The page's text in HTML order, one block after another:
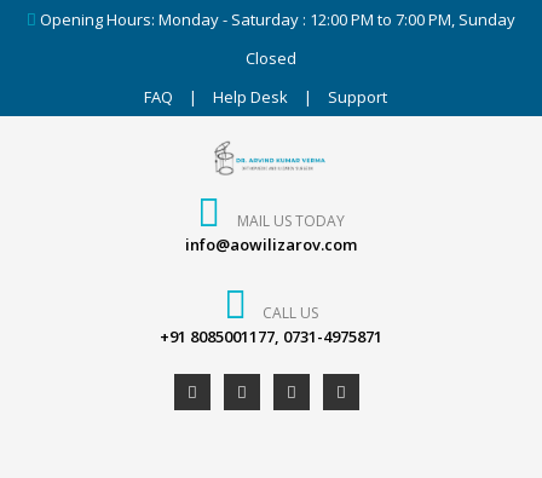
Opening Hours: Monday - Saturday : 12:00 PM to 7:00 PM, Sunday
Closed
FAQ
| Help Desk | Support
MAIL US TODAY
info@aowilizarov.com
CALL US
+91 8085001177, 0731-4975871